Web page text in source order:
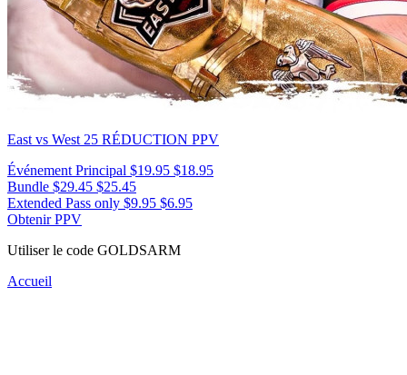
East vs West 25 RÉDUCTION PPV
Événement Principal $19.95 $18.95
Bundle $29.45 $25.45
Extended Pass only $9.95 $6.95
Obtenir PPV
Utiliser le code GOLDSARM
Accueil